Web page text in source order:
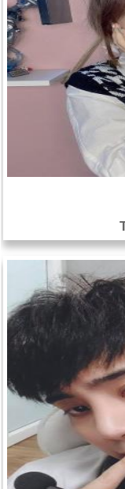
Edward VIII) kết
Ngày 3-6 năm
gia Hoa Kỳ đầu tiên
Gemini 4.
Ngày 3-6 năm
một giếng dầu
gallon dầu xuống
Ngày 3-6 năm